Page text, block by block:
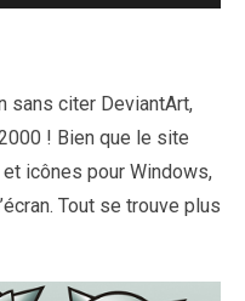
sans citer DeviantArt,
! Bien que le site
icônes pour Windows,
Tout se trouve plus